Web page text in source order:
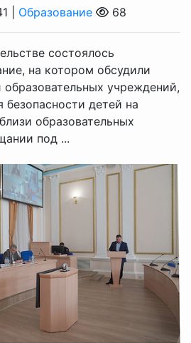
| Образование 68
состоялось
на котором обсудили
учреждений,
безопасности детей на
образовательных
под ...